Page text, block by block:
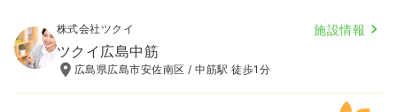
株式会社ツクイ 施設情報
ツクイ広島中筋
広島県広島市安佐南区 / 中筋駅 徒歩1分